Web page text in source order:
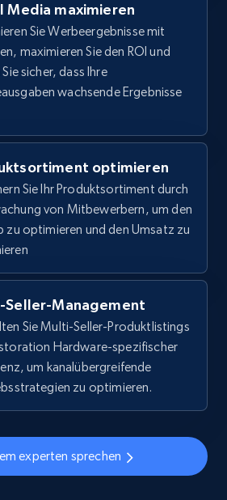
Jetzt anfangen
- Collects products by
urls, Top reviews, and
- Discover products by
Currency, Gtin,
Jetzt anfangen
Media maximieren
Sie Werbeergebnisse mit
maximieren Sie den ROI und
sicher, dass Ihre
wachsende Ergebnisse
optimieren
Sie Ihr Produktsortiment durch
von Mitbewerbern, um den
zu optimieren und den Umsatz zu
Seller-Management
Sie Multi-Seller-Produktlistings
Hardware-spezifischer
um kanalübergreifende
zu optimieren.
experten sprechen